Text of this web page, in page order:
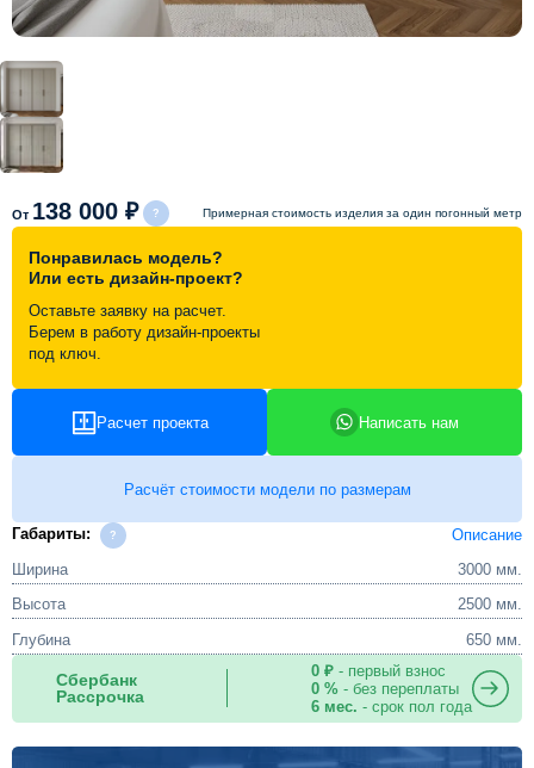
Портфолио
Видеоотзывы
Контакты
От 138 000 ₽ Примерная стоимость изделия за один погонный метр
Понравилась модель?
Или есть дизайн-проект?
Оставьте заявку на расчет.
Берем в работу дизайн-проекты
под ключ.
Расчет проекта Написать нам
Расчёт стоимости модели по размерам
Габариты:
Описание
Ширина
3000 мм.
Высота
2500 мм.
Глубина
650 мм.
Сбербанк
Рассрочка
0 ₽- первый взнос
0 %- без переплаты
6 мес. - срок пол года